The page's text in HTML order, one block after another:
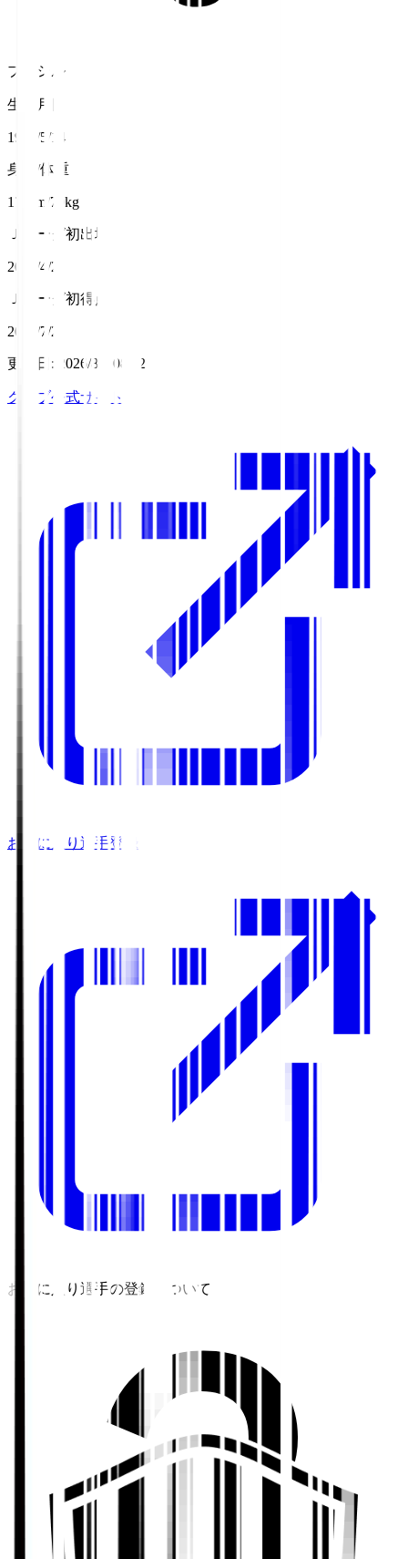
ブラジル
生年月日
1997/5/14
身長/体重
175cm/70kg
Ｊリーグ初出場
2022/4/2
Ｊリーグ初得点
2022/7/2
更新日 : 2026/8/7 08:12
クラブ公式サイト
お気に入り選手登録
お気に入り選手の登録について